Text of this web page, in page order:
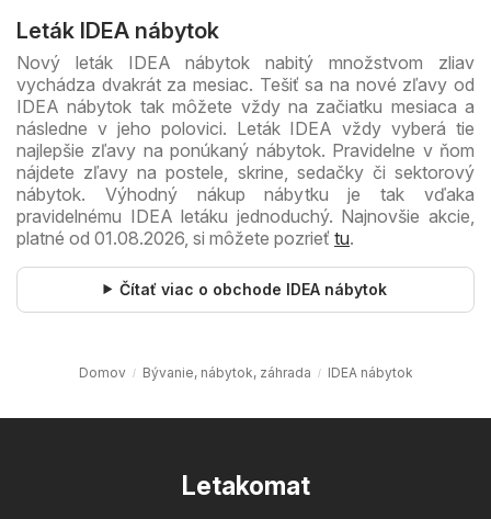
Leták IDEA nábytok
Nový leták IDEA nábytok nabitý množstvom zliav
vychádza dvakrát za mesiac. Tešiť sa na nové zľavy od
IDEA nábytok tak môžete vždy na začiatku mesiaca a
následne v jeho polovici. Leták IDEA vždy vyberá tie
najlepšie zľavy na ponúkaný nábytok. Pravidelne v ňom
nájdete zľavy na postele, skrine, sedačky či sektorový
nábytok. Výhodný nákup nábytku je tak vďaka
pravidelnému IDEA letáku jednoduchý. Najnovšie akcie,
platné od 01.08.2026, si môžete pozrieť tu.
Čítať viac o obchode IDEA nábytok
Domov Bývanie, nábytok, záhrada IDEA nábytok
Letakomat